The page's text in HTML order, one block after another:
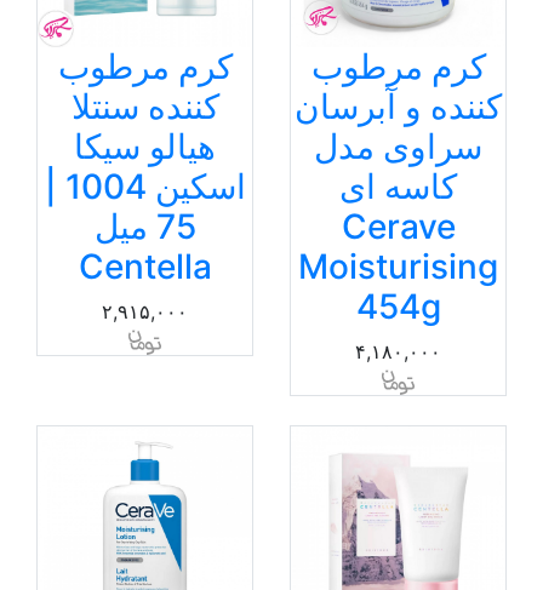
کرم مرطوب
کننده و آبرسان
سراوی مدل
کاسه ای
Cerave
Moisturising
454g
۴,۱۸۰,۰۰۰
کرم مرطوب
کننده سنتلا
هیالو سیکا
75 میل
Centella
۲,۹۱۵,۰۰۰